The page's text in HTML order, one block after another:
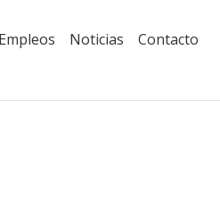
Empleos Noticias Contacto